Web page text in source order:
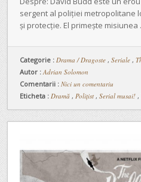
sergent al poliției metropolitane
și protecție. El primește misiunea
Categorie : Drama / Dragoste , Seriale ,
Autor : Adrian Solomon
Comentarii : Nici un comentariu
Eticheta : Dramă , Polițist , Serial musai! ,